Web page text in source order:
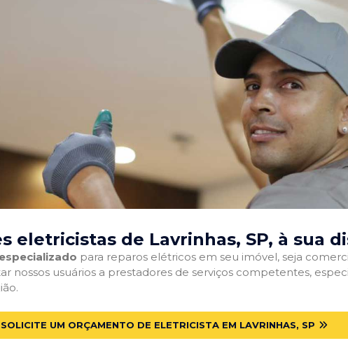
eletricistas de Lavrinhas, SP, à sua
para reparos elétricos em seu imóvel, seja
nossos usuários a prestadores de serviços competentes,
SOLICITE UM ORÇAMENTO DE ELETRICISTA EM LAVRINHAS, SP